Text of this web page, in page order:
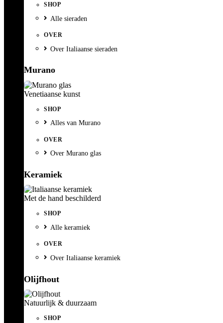
SHOP
Alle sieraden
OVER
Over Italiaanse sieraden
Murano
Venetiaanse kunst
SHOP
Alles van Murano
OVER
Over Murano glas
Keramiek
Met de hand beschilderd
SHOP
Alle keramiek
OVER
Over Italiaanse keramiek
Olijfhout
Natuurlijk & duurzaam
SHOP